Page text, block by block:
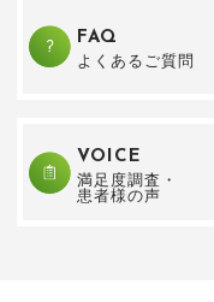
FAQ
よくあるご質問
VOICE
満足度調査・
患者様の声